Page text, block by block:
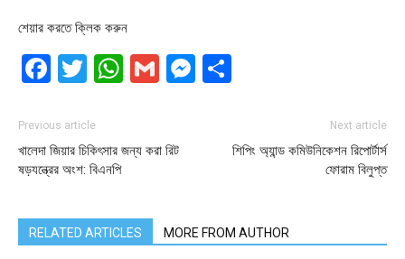
শেয়ার করতে ক্লিক করুন
Facebook
Twitter
WhatsApp
GmailMessenger
Previous article
খালেদা জিয়ার চিকিৎসার জন্য করা রিট
ষড়যন্ত্রের অংশ: বিএনপি
Next article
শিপিং অ্যান্ড কমিউনিকেশন রিপোর্টার্স
ফোরাম বিলুপ্ত
RELATED ARTICLES MORE FROM AUTHOR